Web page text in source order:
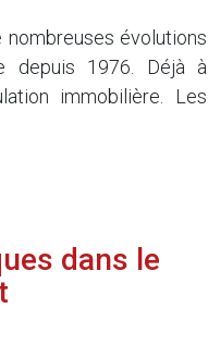
évolutions
depuis 1976. Déjà à
immobilière. Les
dans le